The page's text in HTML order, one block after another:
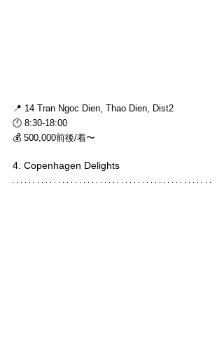
📍 14 Tran Ngoc Dien, Thao Dien, Dist2
🕛 8:30-18:00
💰 500,000前後/着〜
4. Copenhagen Delights